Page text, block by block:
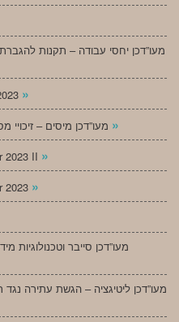
מעו”דכן יחסי עבודה – תקנות להגברת
»
»
2023 II »
2023 »
מעו”דכן סייבר וטכנולוגיות
מעו”דכן ליטיגציה – הגשת עתירה